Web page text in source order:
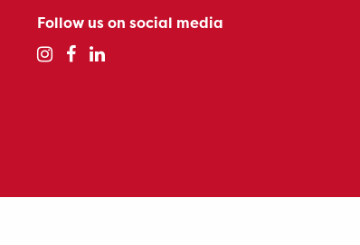
Follow us on social media